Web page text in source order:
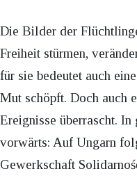
Die Bilder der
Freiheit stürmen,
für sie bedeutet auch
Mut schöpft. Doch auch
Ereignisse überrascht. In
vorwärts: Auf Ungarn
Gewerkschaft